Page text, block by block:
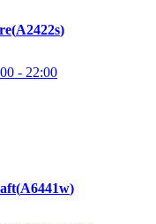
A2422s
- 22:00
A6441w